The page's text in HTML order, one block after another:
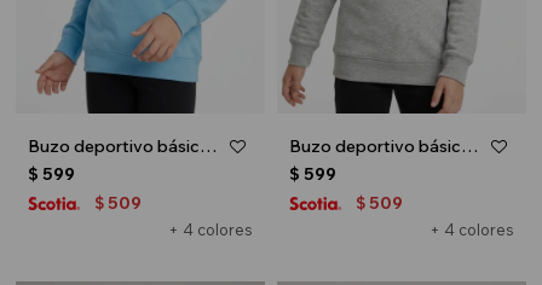
Buzo deportivo básico escote redondo - UNISEX - Celeste
+ 4 colores
$ 599
$ 509
Buzo deportivo básico escote redondo - UNISEX - Gris melange claro
+ 4 colores
$ 599
$ 509